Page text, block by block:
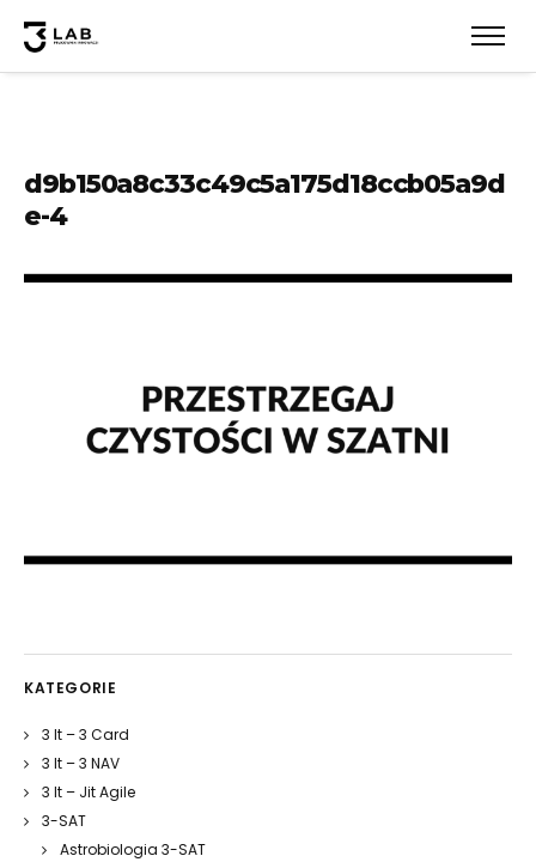
d9b150a8c33c49c5a175d18ccb05a9d
e-4
KATEGORIE
3 It – 3 Card
3 It – 3 NAV
3 It – Jit Agile
3-SAT
Astrobiologia 3-SAT